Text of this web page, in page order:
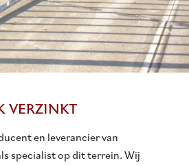
VERZINKT
en leverancier van
specialist op dit terrein. Wij